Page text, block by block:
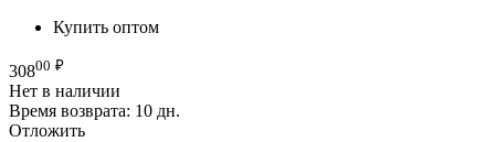
Купить оптом
30800 ₽
Нет в наличии
Время возврата: 10 дн.
Отложить